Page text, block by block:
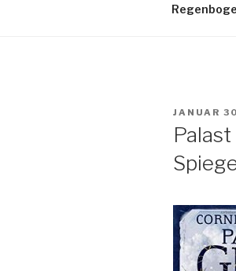
JANUAR